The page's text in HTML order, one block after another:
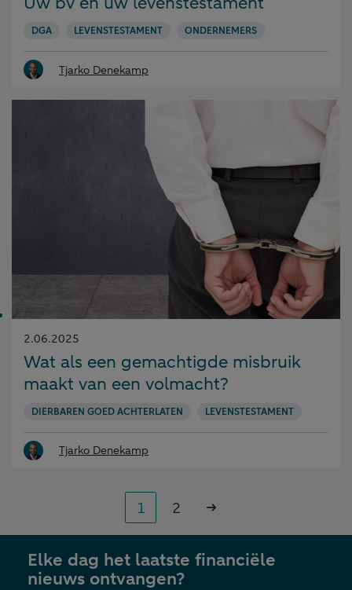
DGA LEVENSTESTAMENT ONDERNEMERS
Tjarko Denekamp
Gepubliceerd
op:
2.06.2025
Wat als een gemachtigde misbruik
maakt van een volmacht?
DIERBAREN GOED ACHTERLATEN LEVENSTESTAMENT
Tjarko Denekamp
Pagina
1 Pagina
2
Volgende
»
Elke dag het laatste financiële
nieuws ontvangen?